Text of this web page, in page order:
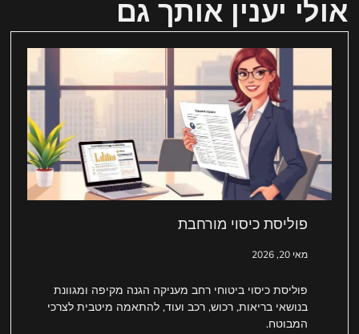
אולי יענין אותך גם
פוליסת כיסוי מורחבת
מאי 20, 2026
פוליסת כיסוי ביטוחי רחב מעניקה הגנה מקיפה ומגוונת
בנושאי בריאות, רכוש, רכב ועוד, להתאמה מיטבית לצרכי
המבוטח.